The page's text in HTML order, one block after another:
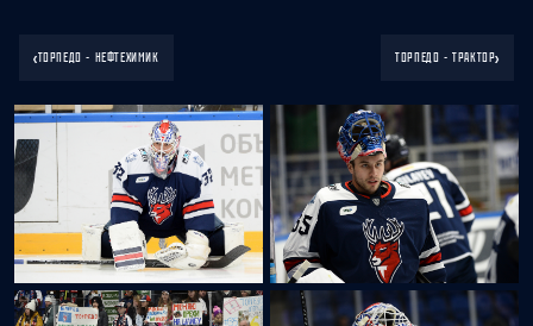
‹ТОРПЕДО - НЕФТЕХИМИК ТОРПЕДО - ТРАКТОР›